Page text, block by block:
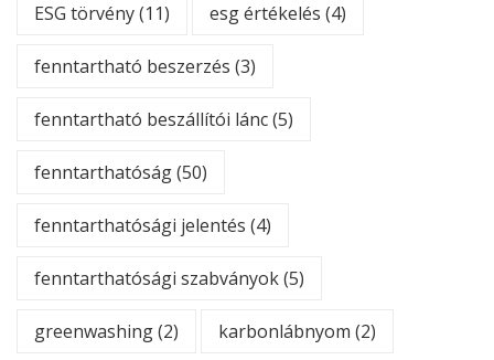
ESG törvény(11) esg értékelés (4)
fenntartható beszerzés (3)
fenntartható beszállítói lánc(5)
fenntarthatóság(50)
fenntarthatósági jelentés (4)
fenntarthatósági szabványok(5)
greenwashing(2) karbonlábnyom (2)